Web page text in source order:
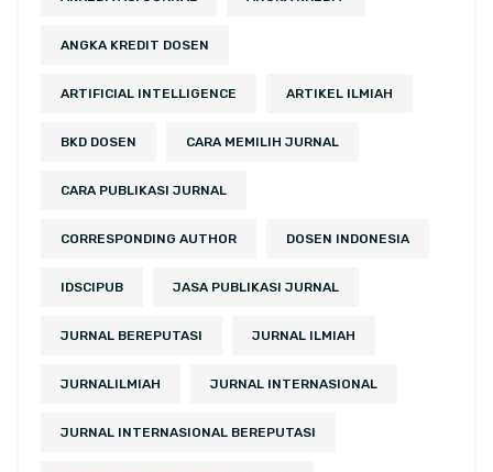
ANGKA KREDIT DOSEN
ARTIFICIAL INTELLIGENCE ARTIKEL ILMIAH
BKD DOSEN CARA MEMILIH JURNAL
CARA PUBLIKASI JURNAL
CORRESPONDING AUTHOR DOSEN INDONESIA
IDSCIPUB JASA PUBLIKASI JURNAL
JURNAL BEREPUTASI JURNAL ILMIAH
JURNALILMIAH JURNAL INTERNASIONAL
JURNAL INTERNASIONAL BEREPUTASI